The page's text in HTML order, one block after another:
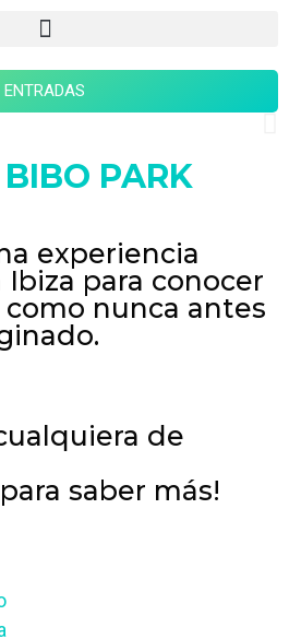
ENTRADAS
MÁS
DE 10h a 16h.
única en el parque más innovador de
aprender, relajarse, disfrutar
a través de la Biotecnología
PARK
experiencia
para conocer
nunca antes
de
saber más!